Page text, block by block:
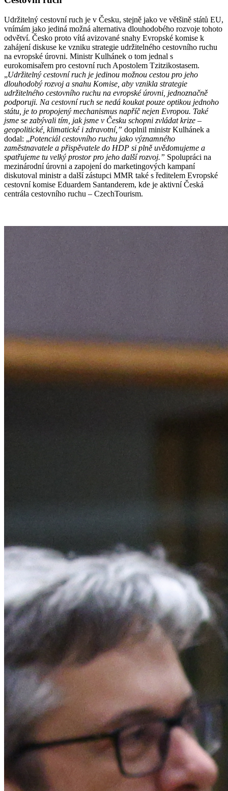
Udržitelný cestovní ruch je v Česku, stejně jako ve většině států EU,
vnímám jako jediná možná alternativa dlouhodobého rozvoje tohoto
odvětví. Česko proto vítá avizované snahy Evropské komise k
zahájení diskuse ke vzniku strategie udržitelného cestovního ruchu
na evropské úrovni. Ministr Kulhánek o tom jednal s
eurokomisařem pro cestovní ruch Apostolem Tzitzikostasem.
„Udržitelný cestovní ruch je jedinou možnou cestou pro jeho
dlouhodobý rozvoj a snahu Komise, aby vznikla strategie
udržitelného cestovního ruchu na evropské úrovni, jednoznačně
podporuji. Na cestovní ruch se nedá koukat pouze optikou jednoho
státu, je to propojený mechanismus napříč nejen Evropou. Také
jsme se zabývali tím, jak jsme v Česku schopni zvládat krize –
geopolitické, klimatické i zdravotní,” doplnil ministr Kulhánek a
dodal: „Potenciál cestovního ruchu jako významného
zaměstnavatele a přispěvatele do HDP si plně uvědomujeme a
spatřujeme tu velký prostor pro jeho další rozvoj.” Spolupráci na
mezinárodní úrovni a zapojení do marketingových kampaní
diskutoval ministr a další zástupci MMR také s ředitelem Evropské
cestovní komise Eduardem Santanderem, kde je aktivní Česká
centrála cestovního ruchu – CzechTourism.